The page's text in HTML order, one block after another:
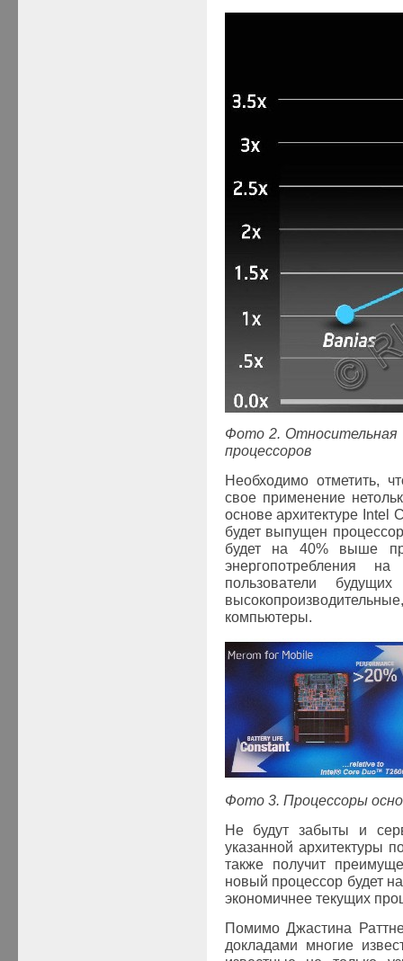
Фото 2. Относительная
процессоров
Необходимо отметить,
свое применение
основе архитектуре Intel
будет выпущен
будет на 40% выше
энергопотребления
пользователи
компьютеры.
Фото 3. Процессоры
Не будут забыты и
указанной архитектуры
также получит
новый процессор будет
экономичнее текущих
Помимо Джастина
докладами многие